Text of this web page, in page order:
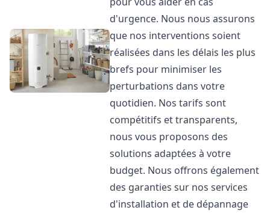
d'urgence. Nous nous assurons
que nos interventions soient
réalisées dans les délais les plus
brefs pour minimiser les
perturbations dans votre
quotidien. Nos tarifs sont
compétitifs et transparents,
nous vous proposons des
solutions adaptées à votre
budget. Nous offrons également
des garanties sur nos services
d'installation et de dépannage